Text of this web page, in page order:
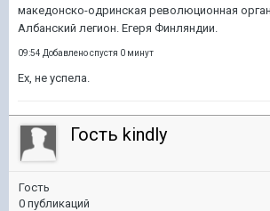
македонско-одринская революционная
Албанский легион. Егеря Финляндии.
09:54 Добавлено спустя 0 минут
Ех, не успела.
Гость kindly
Гость
0 публикаций